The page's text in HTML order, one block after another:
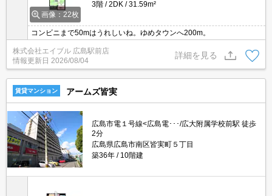
画像：22枚
3階
2DK 31.59m²
コンビニまで50mはうれしいね。ゆめタウンへ200m。
株式会社エイブル 広島駅前店
情報更新日 2026/08/04
詳細を見る
賃貸マンション アームズ皆実
広島市電１号線<広島電･･･/広大附属学校前駅 徒歩
2分
広島県広島市南区皆実町５丁目
築36年
10階建